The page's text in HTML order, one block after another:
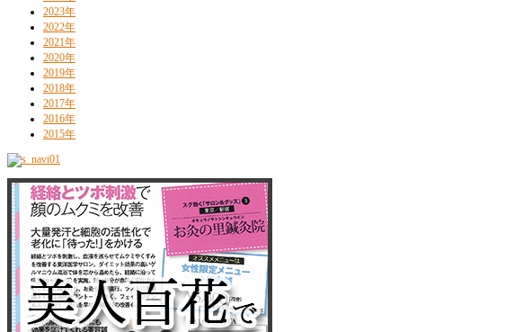
2023年
2022年
2021年
2020年
2019年
2018年
2017年
2016年
2015年